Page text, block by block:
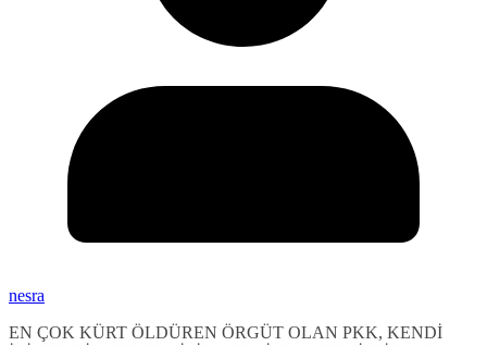
nesra
EN ÇOK KÜRT ÖLDÜREN ÖRGÜT OLAN PKK, KENDİ